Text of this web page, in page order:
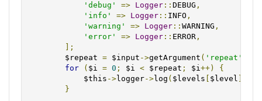
'debug'
=> Logger :: DEBUG ,
'info'
=> Logger :: INFO ,
'warning'
=> Logger :: WARNING ,
'error'
=> Logger :: ERROR ,
];
        $repeat
= $input ->getArgument ( 'repeat'
for
( $i = 0 ; $i < $repeat ; $i++)
{
            $this
->logger->log ( $levels $level
}